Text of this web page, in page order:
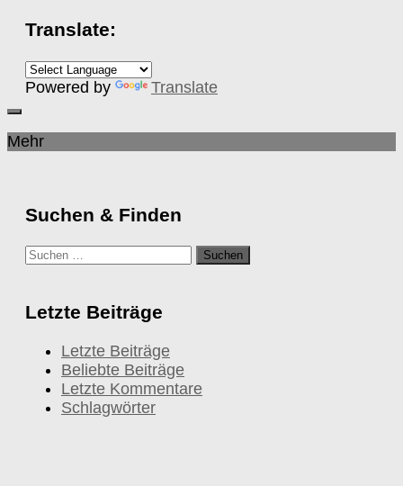
Translate:
Powered by Translate
Mehr
Suchen & Finden
Suchen
Letzte Beiträge
Letzte Beiträge
Beliebte Beiträge
Letzte Kommentare
Schlagwörter